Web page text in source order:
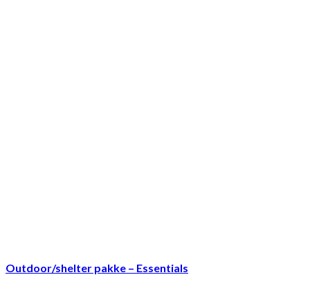
Outdoor/shelter pakke – Essentials